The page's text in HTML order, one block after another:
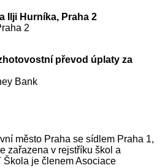
Ilji Hurníka, Praha 2
2
převod úplaty za
Bank
město Praha se sídlem Praha 1,
zařazena v rejstříku škol a
je členem Asociace